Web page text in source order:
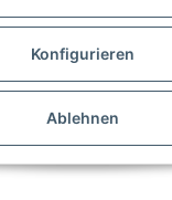
Konfigurieren
Ablehnen